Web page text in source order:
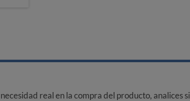
real en la compra del producto, analices si